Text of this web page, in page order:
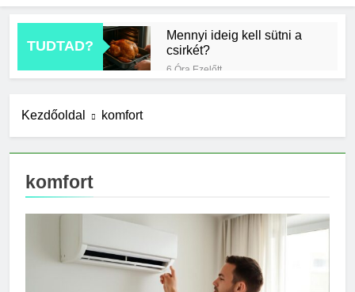
TUDTAD?
Mennyi ideig kell sütni a
csirkét?
6 Óra Ezelőtt
Mit jelent az alacsony
vérnyomás?
1 Nap Ezelőtt
Mikor kell büfiztetni a
2 Nap Ezelőtt
Mennyi cement kell?
Kezdőoldal komfort
komfort